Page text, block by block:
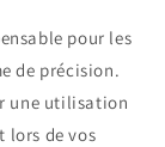
pour les
de précision.
une utilisation
lors de vos